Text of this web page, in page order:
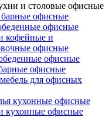
и столовые офисные
офисные
офисные
кофейные и
офисные
офисные
офисные
для офисных
кухонные офисные
кухонные офисные